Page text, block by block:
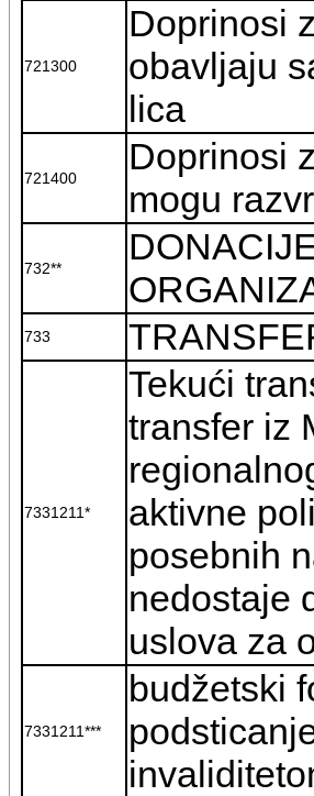
721300
Doprinosi
obavljaju
lica
721400
Doprinosi
mogu
732**
733
7331211*
Tekući
transfer iz
aktivne
posebnih
nedostaje
uslova za
7331211***
budžetski